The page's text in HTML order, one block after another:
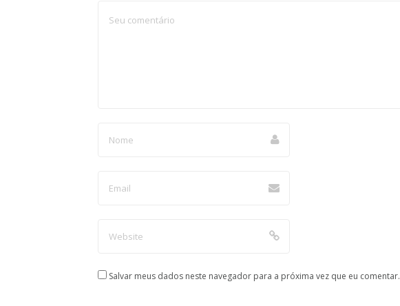
Salvar meus dados neste navegador para a próxima vez que eu comentar.